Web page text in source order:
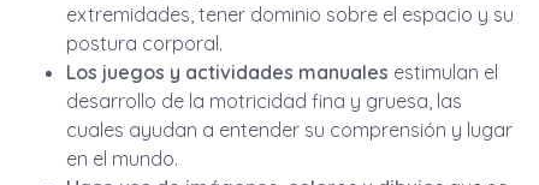
extremidades, tener dominio sobre el espacio y su
postura corporal.
Los juegos y actividades manuales estimulan el
desarrollo de la motricidad fina y gruesa, las
cuales ayudan a entender su comprensión y lugar
en el mundo.